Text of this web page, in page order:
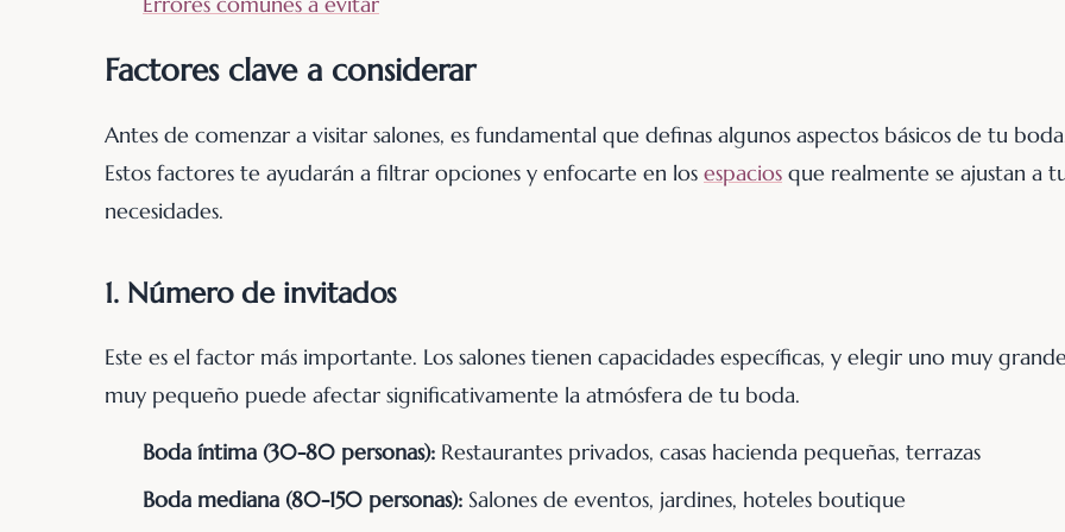
Factores clave a considerar
Antes de comenzar a visitar salones, es fundamental que definas algunos aspectos básicos de tu
Estos factores te ayudarán a filtrar opciones y enfocarte en los espacios que realmente se ajustan a
necesidades.
1. Número de invitados
Este es el factor más importante. Los salones tienen capacidades específicas, y elegir uno muy
muy pequeño puede afectar significativamente la atmósfera de tu boda.
Boda íntima (30-80 personas): Restaurantes privados, casas hacienda pequeñas, terrazas
Boda mediana (80-150 personas): Salones de eventos, jardines, hoteles boutique